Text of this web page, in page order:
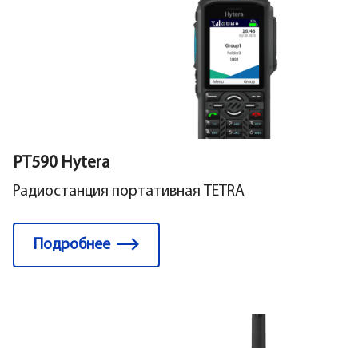
PT590 Hytera
Радиостанция портативная TETRA
Подробнее